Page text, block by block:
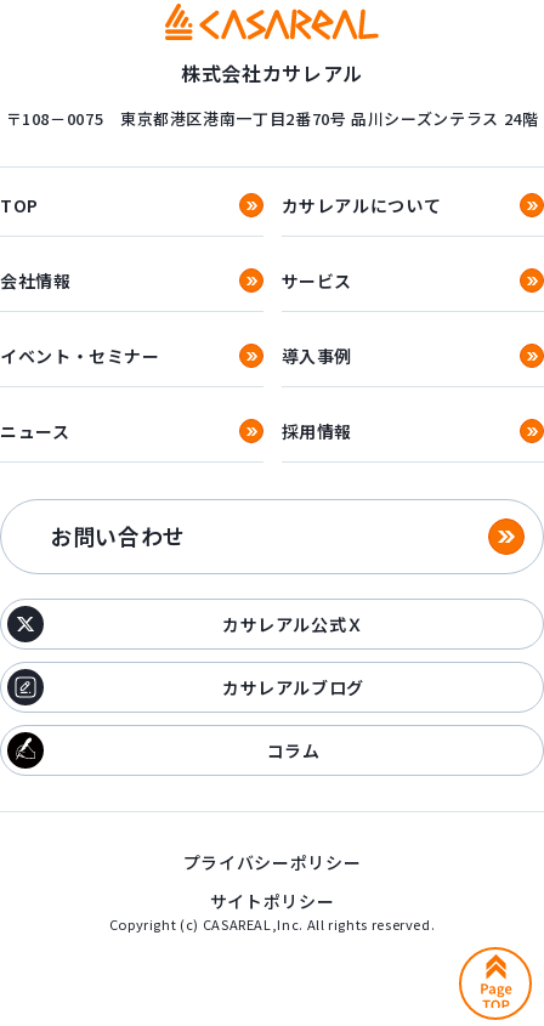
株式会社カサレアル
〒108－0075 東京都港区港南一丁目2番70号 品川シーズンテラス 24階
TOP カサレアルについて
会社情報 サービス
イベント・セミナー 導入事例
ニュース 採用情報
お問い合わせ
カサレアル公式Ｘ
カサレアルブログ
コラム
プライバシーポリシー
サイトポリシー
Copyright (c) CASAREAL,Inc. All rights reserved.